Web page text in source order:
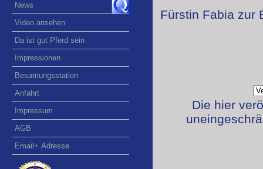
News
Video ansehen
Da ist gut Pferd sein
Impressionen
Besamungsstation
Anfahrt
Impressum
AGB
Email+ Adresse
Fürstin Fabia zur
Die hier